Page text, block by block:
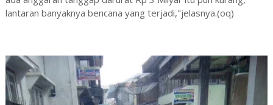
lantaran banyaknya bencana yang terjadi,"jelasnya.(oq)